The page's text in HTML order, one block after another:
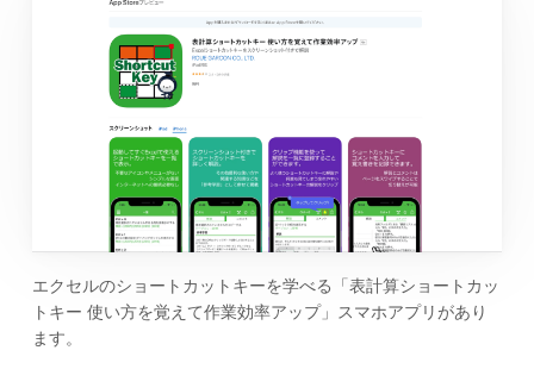
エクセルのショートカットキーを学べる「表計算ショートカッ
トキー 使い方を覚えて作業効率アップ」スマホアプリがあり
ます。